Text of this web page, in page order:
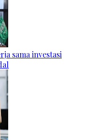
sama investasi